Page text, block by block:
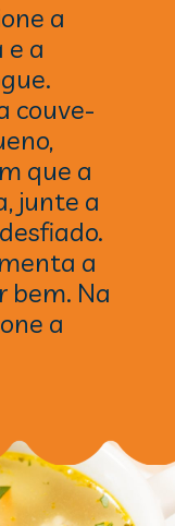
a
e a
couve-
que a
junte a
a
bem. Na
a